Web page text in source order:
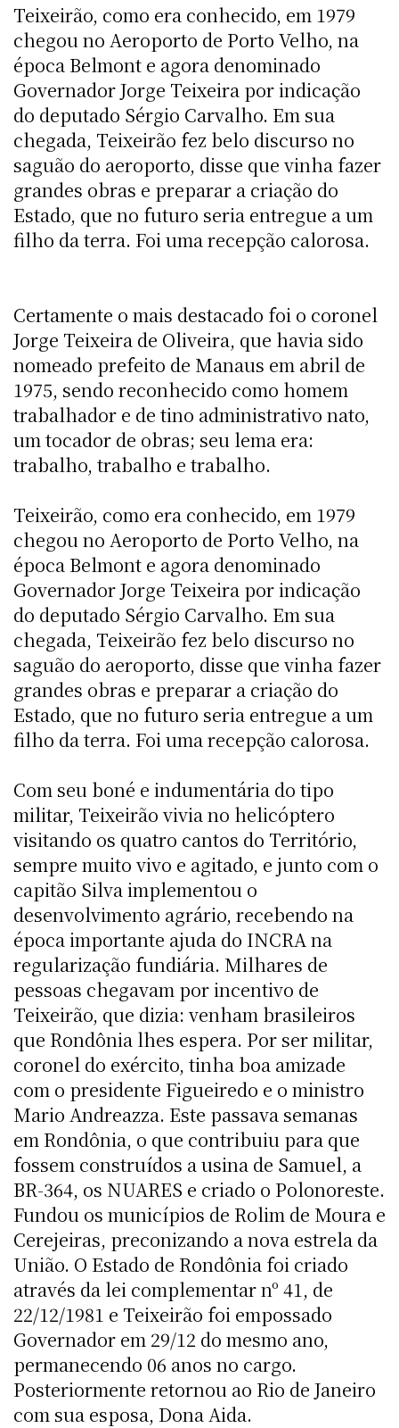
Teixeirão, como era conhecido, em 1979
chegou no Aeroporto de Porto Velho, na
época Belmont e agora denominado
Governador Jorge Teixeira por indicação
do deputado Sérgio Carvalho. Em sua
chegada, Teixeirão fez belo discurso no
saguão do aeroporto, disse que vinha fazer
grandes obras e preparar a criação do
Estado, que no futuro seria entregue a um
filho da terra. Foi uma recepção calorosa.
Certamente o mais destacado foi o coronel
Jorge Teixeira de Oliveira, que havia sido
nomeado prefeito de Manaus em abril de
1975, sendo reconhecido como homem
trabalhador e de tino administrativo nato,
um tocador de obras; seu lema era:
trabalho, trabalho e trabalho.
Teixeirão, como era conhecido, em 1979
chegou no Aeroporto de Porto Velho, na
época Belmont e agora denominado
Governador Jorge Teixeira por indicação
do deputado Sérgio Carvalho. Em sua
chegada, Teixeirão fez belo discurso no
saguão do aeroporto, disse que vinha fazer
grandes obras e preparar a criação do
Estado, que no futuro seria entregue a um
filho da terra. Foi uma recepção calorosa.
Com seu boné e indumentária do tipo
militar, Teixeirão vivia no helicóptero
visitando os quatro cantos do Território,
sempre muito vivo e agitado, e junto com o
capitão Silva implementou o
desenvolvimento agrário, recebendo na
época importante ajuda do INCRA na
regularização fundiária. Milhares de
pessoas chegavam por incentivo de
Teixeirão, que dizia: venham brasileiros
que Rondônia lhes espera. Por ser militar,
coronel do exército, tinha boa amizade
com o presidente Figueiredo e o ministro
Mario Andreazza. Este passava semanas
em Rondônia, o que contribuiu para que
fossem construídos a usina de Samuel, a
BR-364, os NUARES e criado o Polonoreste.
Fundou os municípios de Rolim de Moura e
Cerejeiras, preconizando a nova estrela da
União. O Estado de Rondônia foi criado
através da lei complementar nº 41, de
22/12/1981 e Teixeirão foi empossado
Governador em 29/12 do mesmo ano,
permanecendo 06 anos no cargo.
Posteriormente retornou ao Rio de Janeiro
com sua esposa, Dona Aida.